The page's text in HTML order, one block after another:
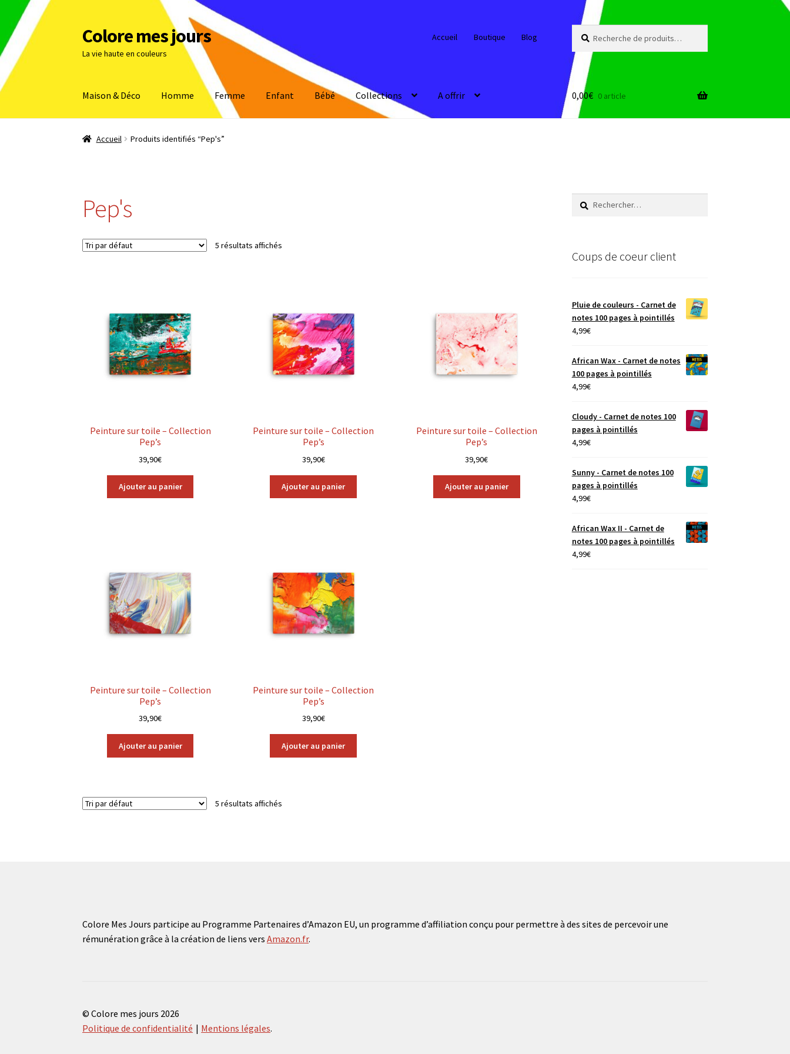
Aller
à
la
Aller
au
contenu
Colore mes jours
La vie haute en couleurs
Accueil Boutique Blog
pour :
Maison & Déco Homme Femme Enfant Bébé Collections A offrir 0,00€ 0 article
Accueil Produits identifiés “Pep's”
Pep's
5 résultats affichés
Peinture sur toile – Collection
Pep’s
39,90€
Ajouter au panier
Peinture sur toile – Collection
Pep’s
39,90€
Ajouter au panier
Peinture sur toile – Collection
Pep’s
39,90€
Ajouter au panier
Peinture sur toile – Collection
Pep’s
39,90€
Ajouter au panier
Peinture sur toile – Collection
Pep’s
39,90€
Ajouter au panier
5 résultats affichés
Rechercher :
Coups de coeur client
Pluie de couleurs - Carnet de
notes 100 pages à pointillés
4,99€
African Wax - Carnet de notes
100 pages à pointillés
4,99€
Cloudy - Carnet de notes 100
pages à pointillés
4,99€
Sunny - Carnet de notes 100
pages à pointillés
4,99€
African Wax II - Carnet de
notes 100 pages à pointillés
4,99€
Colore Mes Jours participe au Programme Partenaires d’Amazon EU, un programme d’affiliation conçu pour permettre à des sites de percevoir une
rémunération grâce à la création de liens versAmazon.fr.
© Colore mes jours 2026
Politique de confidentialité
Mentions légales.